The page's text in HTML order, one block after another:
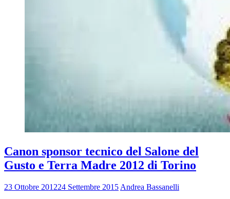
Canon sponsor tecnico del Salone del
Gusto e Terra Madre 2012 di Torino
23 Ottobre 201224 Settembre 2015 Andrea Bassanelli